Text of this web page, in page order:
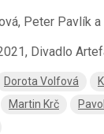
Peter Pavlík
Divadlo
Dorota Volfová
Martin Krč